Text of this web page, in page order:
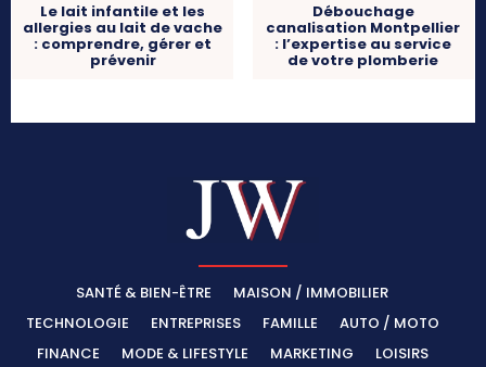
Le lait infantile et les
allergies au lait de vache
: comprendre, gérer et
prévenir
Débouchage
canalisation Montpellier
: l’expertise au service
de votre plomberie
SANTÉ & BIEN-ÊTRE
MAISON / IMMOBILIER
TECHNOLOGIE
ENTREPRISES FAMILLE
AUTO / MOTO
FINANCE
MODE & LIFESTYLE MARKETING
LOISIRS